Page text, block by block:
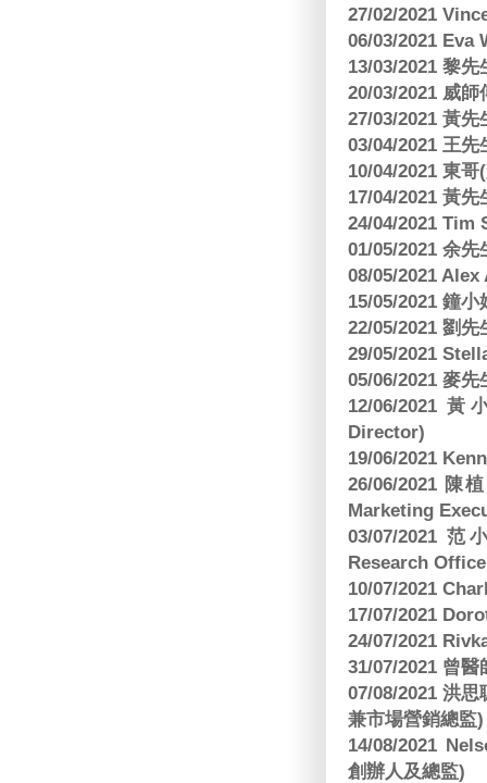
27/02/2021
06/03/2021 Eva
13/03/2021 黎
20/03/2021 威
27/03/2021 黃
03/04/2021 王
10/04/2021 東
17/04/2021 黃
24/04/2021 Tim
01/05/2021 余
08/05/2021
15/05/2021 鐘
22/05/2021 劉
29/05/2021
05/06/2021 麥
12/06/2021
Director)
19/06/2021
26/06/2021 陳
Marketing
03/07/2021 范
Research
10/07/2021
17/07/2021
24/07/2021
31/07/2021 曾
07/08/2021 洪
兼市場營銷總監)
14/08/2021
創辦人及總監)